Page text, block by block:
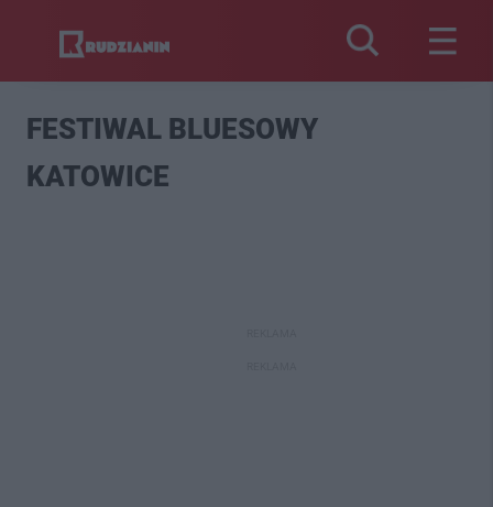
FESTIWAL BLUESOWY
KATOWICE